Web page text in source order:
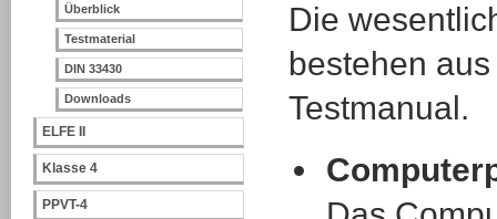
Überblick
Testmaterial
DIN 33430
Downloads
ELFE II
Klasse 4
PPVT-4
Die
bestehen
Testmanual.